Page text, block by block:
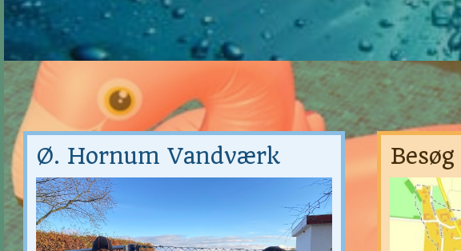
Ø. Hornum Vandværk